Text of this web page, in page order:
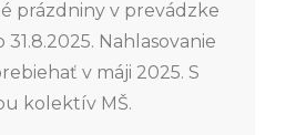
prázdniny v prevádzke
31.8.2025. Nahlasovanie
v máji 2025. S
kolektív MŠ.